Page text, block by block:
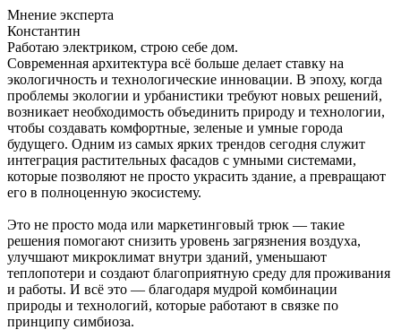
Мнение эксперта
Константин
Работаю электриком, строю себе дом.
Современная архитектура всё больше делает ставку на
экологичность и технологические инновации. В эпоху, когда
проблемы экологии и урбанистики требуют новых решений,
возникает необходимость объединить природу и технологии,
чтобы создавать комфортные, зеленые и умные города
будущего. Одним из самых ярких трендов сегодня служит
интеграция растительных фасадов с умными системами,
которые позволяют не просто украсить здание, а превращают
его в полноценную экосистему.
Это не просто мода или маркетинговый трюк — такие
решения помогают снизить уровень загрязнения воздуха,
улучшают микроклимат внутри зданий, уменьшают
теплопотери и создают благоприятную среду для проживания
и работы. И всё это — благодаря мудрой комбинации
природы и технологий, которые работают в связке по
принципу симбиоза.